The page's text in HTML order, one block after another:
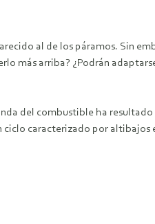
al de los páramos. Sin
más arriba? ¿Podrán
del combustible ha
ciclo caracterizado por altibajos